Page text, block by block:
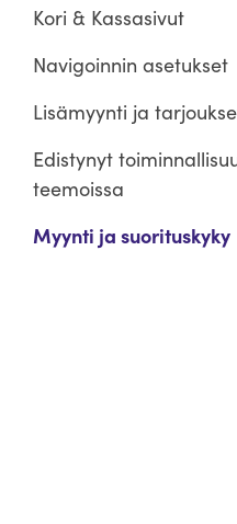
Kori & Kassasivut
Navigoinnin asetukset
Lisämyynti ja
Edistynyt
teemoissa
Myynti ja suorituskyky